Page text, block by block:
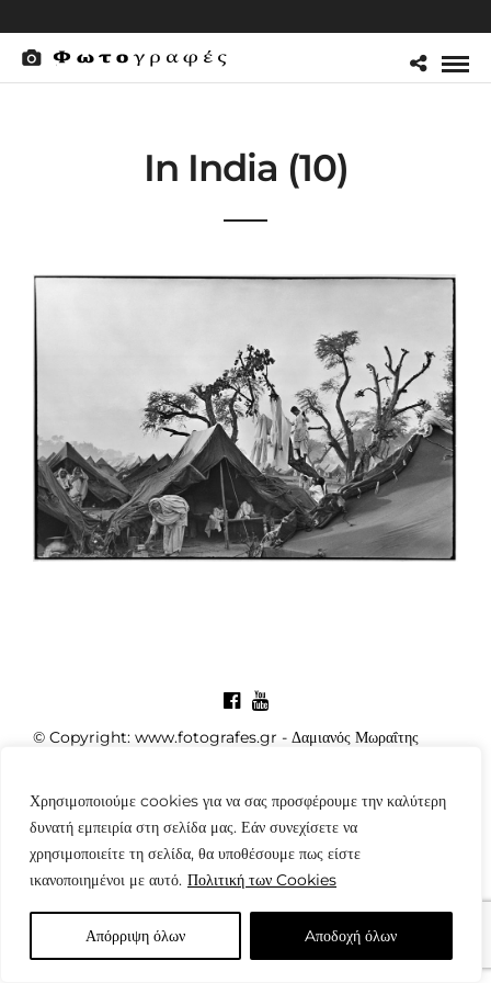
Χρησιμοποιούμε cookies για να σας προσφέρουμε την καλύτερη
δυνατή εμπειρία στη σελίδα μας. Εάν συνεχίσετε να
χρησιμοποιείτε τη σελίδα, θα υποθέσουμε πως είστε
ικανοποιημένοι με αυτό. Πολιτική των Cookies
Απόρριψη όλων Aποδοχή όλων
In India (10)
© Copyright: www.fotografes.gr - Δαμιανός Μωραΐτης